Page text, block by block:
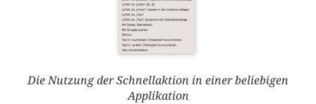
Die Nutzung der Schnellaktion in einer beliebigen
Applikation